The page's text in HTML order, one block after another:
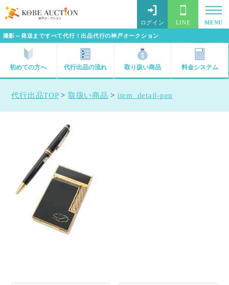
撮影～発送まですべて代行！出品代行の神戸オークション
ログイン LINE MENU
初めての方へ 代行出品の流れ 取り扱い商品 料金システム
代行出品TOP> 取扱い商品 > item_detail-pen